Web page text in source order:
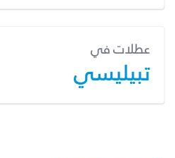
عطلات في
تبيليسي